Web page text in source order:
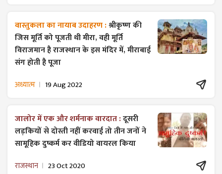
वास्तुकला का नायाब उदाहरण :श्रीकृष्ण की
जिस मूर्ति को पूजती थी मीरा, वही मूर्ति
विराजमान है राजस्थान के इस मंदिर में, मीराबाई
संग होती है पूजा
अध्यात्म 19 Aug 2022
जालोर में एक और शर्मनाक वारदात :दूसरी
लड़कियों से दोस्ती नहीं करवाई तो तीन जनों ने
सामूहिक दुष्कर्म कर वीडियो वायरल किया
राजस्थान 23 Oct 2020